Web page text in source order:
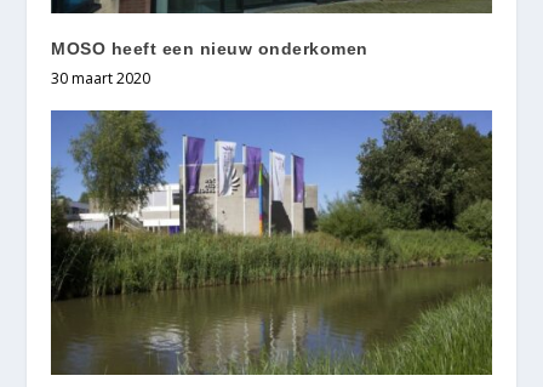
MOSO heeft een nieuw onderkomen
30 maart 2020